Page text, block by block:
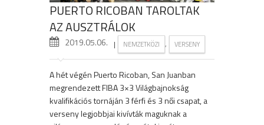
PUERTO RICOBAN TAROLTAK
AZ AUSZTRÁLOK
2019.05.06. | NEMZETKÖZI , VERSENY
A hét végén Puerto Ricoban, San Juanban
megrendezett FIBA 3×3 Világbajnokság
kvalifikációs tornáján 3 férfi és 3 női csapat, a
verseny legjobbjai kivívták maguknak a